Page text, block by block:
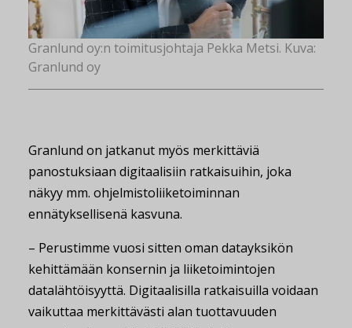
Granlund oy:n toimitusjohtaja Pekka Metsi. Kuva:
Granlund oy
Granlund on jatkanut myös merkittäviä
panostuksiaan digitaalisiin ratkaisuihin, joka
näkyy mm. ohjelmistoliiketoiminnan
ennätyksellisenä kasvuna.
– Perustimme vuosi sitten oman datayksikön
kehittämään konsernin ja liiketoimintojen
datalähtöisyyttä. Digitaalisilla ratkaisuilla voidaan
vaikuttaa merkittävästi alan tuottavuuden